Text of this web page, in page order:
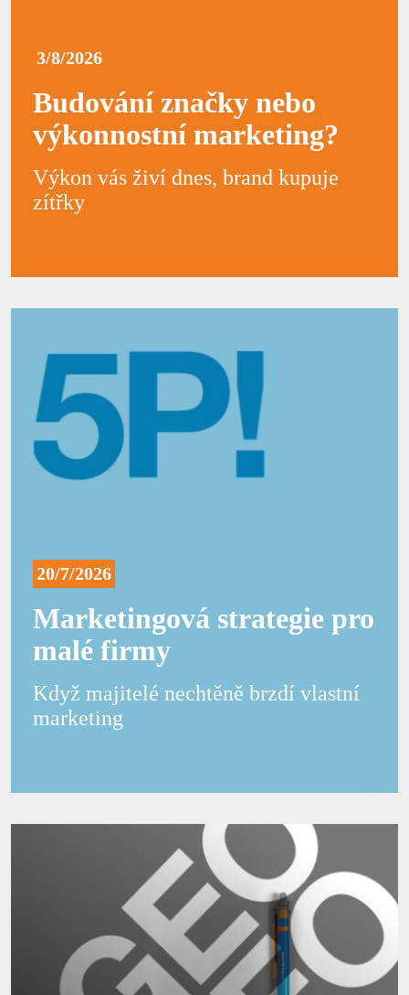
Budování značky nebo
výkonnostní marketing?
Výkon vás živí dnes, brand kupuje
zítřky
3/8/2026
Marketingová strategie pro
malé firmy
Když majitelé nechtěně brzdí vlastní
marketing
20/7/2026